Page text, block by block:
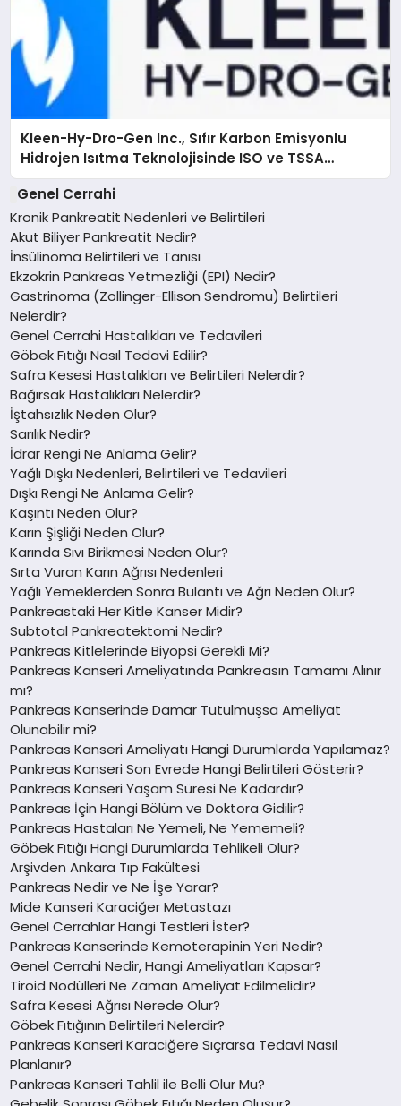
Kleen-Hy-Dro-Gen Inc., Sıfır Karbon Emisyonlu
Hidrojen Isıtma Teknolojisinde ISO ve TSSA
Düzenleyici Onaylarını Aldı
Genel Cerrahi
Kronik Pankreatit Nedenleri ve Belirtileri
Akut Biliyer Pankreatit Nedir?
İnsülinoma Belirtileri ve Tanısı
Ekzokrin Pankreas Yetmezliği (EPI) Nedir?
Gastrinoma (Zollinger-Ellison Sendromu) Belirtileri
Nelerdir?
Genel Cerrahi Hastalıkları ve Tedavileri
Göbek Fıtığı Nasıl Tedavi Edilir?
Safra Kesesi Hastalıkları ve Belirtileri Nelerdir?
Bağırsak Hastalıkları Nelerdir?
İştahsızlık Neden Olur?
Sarılık Nedir?
İdrar Rengi Ne Anlama Gelir?
Yağlı Dışkı Nedenleri, Belirtileri ve Tedavileri
Dışkı Rengi Ne Anlama Gelir?
Kaşıntı Neden Olur?
Karın Şişliği Neden Olur?
Karında Sıvı Birikmesi Neden Olur?
Sırta Vuran Karın Ağrısı Nedenleri
Yağlı Yemeklerden Sonra Bulantı ve Ağrı Neden Olur?
Pankreastaki Her Kitle Kanser Midir?
Subtotal Pankreatektomi Nedir?
Pankreas Kitlelerinde Biyopsi Gerekli Mi?
Pankreas Kanseri Ameliyatında Pankreasın Tamamı Alınır
mı?
Pankreas Kanserinde Damar Tutulmuşsa Ameliyat
Olunabilir mi?
Pankreas Kanseri Ameliyatı Hangi Durumlarda Yapılamaz?
Pankreas Kanseri Son Evrede Hangi Belirtileri Gösterir?
Pankreas Kanseri Yaşam Süresi Ne Kadardır?
Pankreas İçin Hangi Bölüm ve Doktora Gidilir?
Pankreas Hastaları Ne Yemeli, Ne Yememeli?
Göbek Fıtığı Hangi Durumlarda Tehlikeli Olur?
Arşivden Ankara Tıp Fakültesi
Pankreas Nedir ve Ne İşe Yarar?
Mide Kanseri Karaciğer Metastazı
Genel Cerrahlar Hangi Testleri İster?
Pankreas Kanserinde Kemoterapinin Yeri Nedir?
Genel Cerrahi Nedir, Hangi Ameliyatları Kapsar?
Tiroid Nodülleri Ne Zaman Ameliyat Edilmelidir?
Safra Kesesi Ağrısı Nerede Olur?
Göbek Fıtığının Belirtileri Nelerdir?
Pankreas Kanseri Karaciğere Sıçrarsa Tedavi Nasıl
Planlanır?
Pankreas Kanseri Tahlil ile Belli Olur Mu?